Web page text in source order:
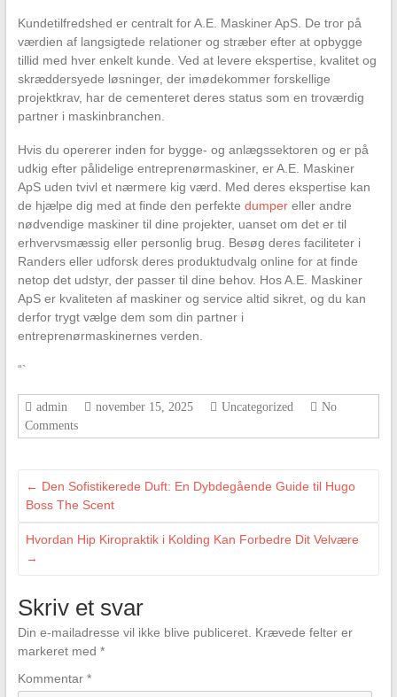
Kundetilfredshed er centralt for A.E. Maskiner ApS. De tror på
værdien af langsigtede relationer og stræber efter at opbygge
tillid med hver enkelt kunde. Ved at levere ekspertise, kvalitet og
skræddersyede løsninger, der imødekommer forskellige
projektkrav, har de cementeret deres status som en troværdig
partner i maskinbranchen.
Hvis du opererer inden for bygge- og anlægssektoren og er på
udkig efter pålidelige entreprenørmaskiner, er A.E. Maskiner
ApS uden tvivl et nærmere kig værd. Med deres ekspertise kan
de hjælpe dig med at finde den perfekte dumpereller andre
nødvendige maskiner til dine projekter, uanset om det er til
erhvervsmæssig eller personlig brug. Besøg deres faciliteter i
Randers eller udforsk deres produktudvalg online for at finde
netop det udstyr, der passer til dine behov. Hos A.E. Maskiner
ApS er kvaliteten af maskiner og service altid sikret, og du kan
derfor trygt vælge dem som din partner i
entreprenørmaskinernes verden.
“`
admin november 15, 2025 Uncategorized
No
Comments
← Den Sofistikerede Duft: En Dybdegående Guide til Hugo
Boss The Scent
Hvordan Hip Kiropraktik i Kolding Kan Forbedre Dit Velvære
→
Skriv et svar
Din e-mailadresse vil ikke blive publiceret. Krævede felter er
markeret med *
Kommentar *